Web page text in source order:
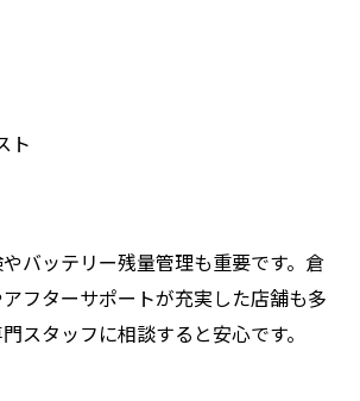
ト
バッテリー残量管理も重要です。倉
フターサポートが充実した店舗も多
スタッフに相談すると安心です。